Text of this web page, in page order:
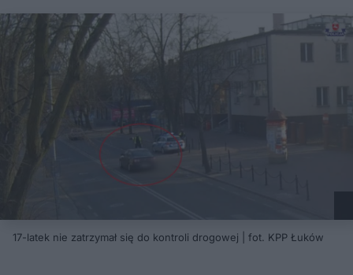
17-latek nie zatrzymał się do kontroli drogowej | fot. KPP Łuków